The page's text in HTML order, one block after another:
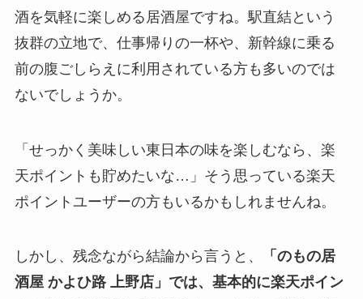
酒を気軽に楽しめる居酒屋ですね。駅直結という
抜群の立地で、仕事帰りの一杯や、新幹線に乗る
前の腹ごしらえに利用されている方も多いのでは
ないでしょうか。
「せっかく美味しい東日本の味を楽しむなら、楽
天ポイントも貯めたいな…」そう思っている楽天
ポイントユーザーの方もいるかもしれませんね。
しかし、残念ながら結論から言うと、
「のもの居
酒屋 かよひ路 上野店」では、基本的に楽天ポイン